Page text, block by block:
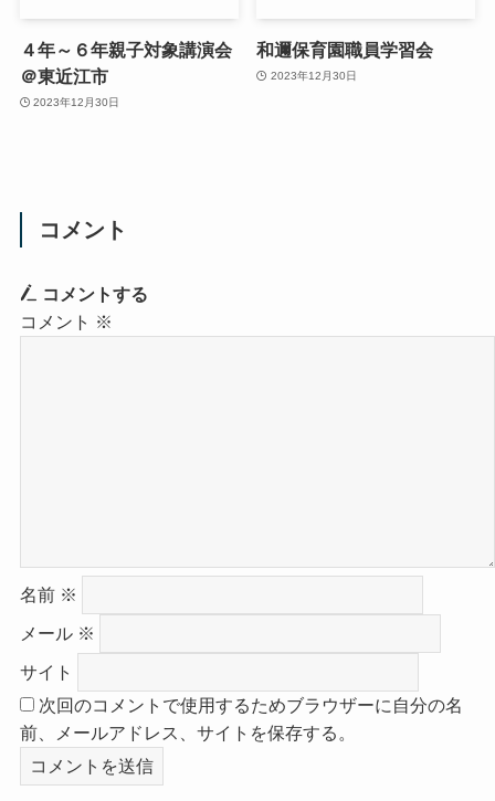
４年～６年親子対象講演会
＠東近江市
2023年12月30日
和邇保育園職員学習会
2023年12月30日
コメント
コメントする
コメント ※
名前 ※
メール ※
サイト
次回のコメントで使用するためブラウザーに自分の名
前、メールアドレス、サイトを保存する。